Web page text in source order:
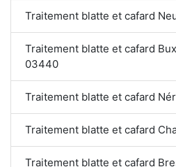
Traitement blatte et cafard
Traitement blatte et cafard
03440
Traitement blatte et cafard
Traitement blatte et cafard
Traitement blatte et cafard